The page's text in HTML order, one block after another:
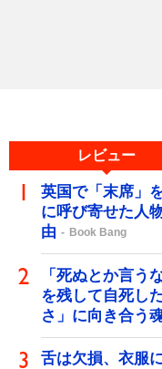
レビュー
英国で「末席」
に呼び寄せた人
由
Book Bang
「死ぬとか言う
を残して自死し
さ」に向き合う
舌は欠損、衣服